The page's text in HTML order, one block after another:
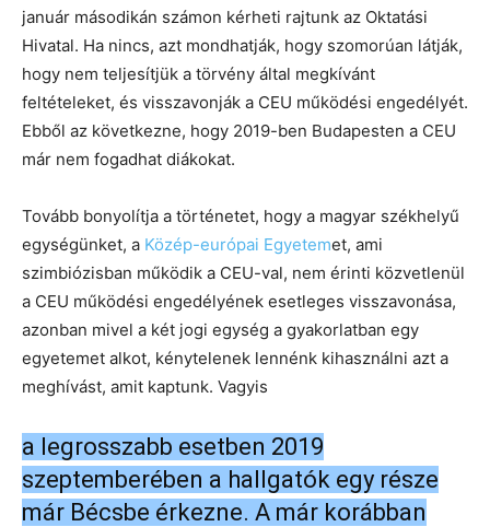
január másodikán számon kérheti rajtunk az Oktatási
Hivatal. Ha nincs, azt mondhatják, hogy szomorúan látják,
hogy nem teljesítjük a törvény által megkívánt
feltételeket, és visszavonják a CEU működési engedélyét.
Ebből az következne, hogy 2019-ben Budapesten a CEU
már nem fogadhat diákokat.
Tovább bonyolítja a történetet, hogy a magyar székhelyű
egységünket, a Közép-európai Egyetemet, ami
szimbiózisban működik a CEU-val, nem érinti közvetlenül
a CEU működési engedélyének esetleges visszavonása,
azonban mivel a két jogi egység a gyakorlatban egy
egyetemet alkot, kénytelenek lennénk kihasználni azt a
meghívást, amit kaptunk. Vagyis
a legrosszabb esetben 2019
szeptemberében a hallgatók egy része
már Bécsbe érkezne. A már korábban